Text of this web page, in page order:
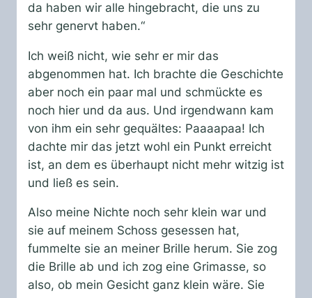
da haben wir alle hingebracht, die uns zu
sehr genervt haben.“
Ich weiß nicht, wie sehr er mir das
abgenommen hat. Ich brachte die Geschichte
aber noch ein paar mal und schmückte es
noch hier und da aus. Und irgendwann kam
von ihm ein sehr gequältes: Paaaapaa! Ich
dachte mir das jetzt wohl ein Punkt erreicht
ist, an dem es überhaupt nicht mehr witzig ist
und ließ es sein.
Also meine Nichte noch sehr klein war und
sie auf meinem Schoss gesessen hat,
fummelte sie an meiner Brille herum. Sie zog
die Brille ab und ich zog eine Grimasse, so
also, ob mein Gesicht ganz klein wäre. Sie